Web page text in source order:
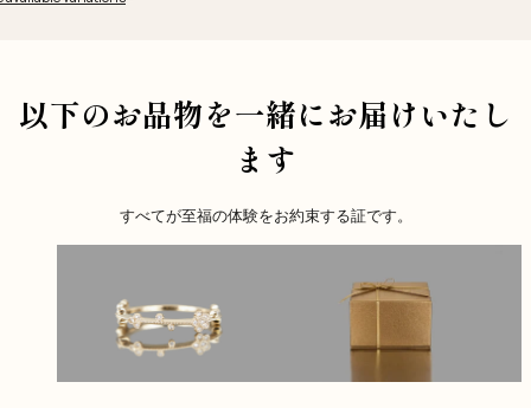
以下のお品物を一緒にお届けいたし
ます
すべてが至福の体験をお約束する証です。